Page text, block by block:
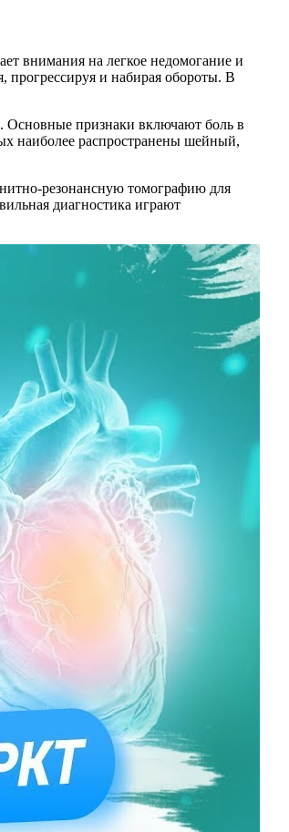
внимания на легкое недомогание и
прогрессируя и набирая обороты. В
Основные признаки включают боль в
наиболее распространены шейный,
резонансную томографию для
диагностика играют